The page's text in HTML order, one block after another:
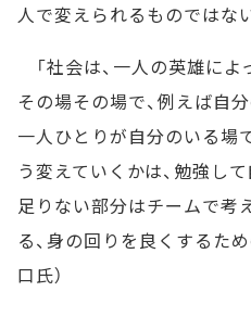
人で変えられるものではない
「社会は、一人の英雄によ
その場その場で、例えば自分
一人ひとりが自分のいる場
う変えていくかは、勉強し
足りない部分はチームで考
る、身の回りを良くするた
口氏）